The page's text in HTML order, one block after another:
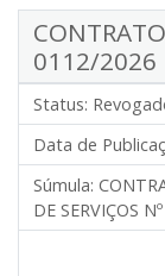
0112/2026
Status:
Data de
Súmula:
DE SERVIÇOS